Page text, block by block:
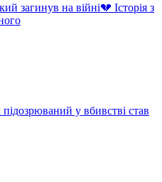
загинув на війні💔 Історія з
у вбивстві став